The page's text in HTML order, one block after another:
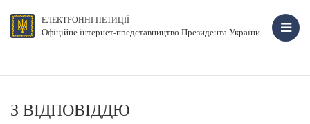
ЕЛЕКТРОННІ ПЕТИЦІЇ
Офіційне інтернет-представництво Президента України
З ВІДПОВІДДЮ